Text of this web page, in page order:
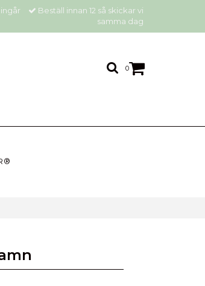
ingår
Beställ innan 12 så skickar vi
samma dag
0